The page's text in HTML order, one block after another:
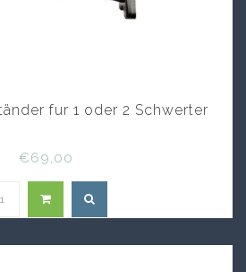
fur 1 oder 2 Schwerter
€69,00